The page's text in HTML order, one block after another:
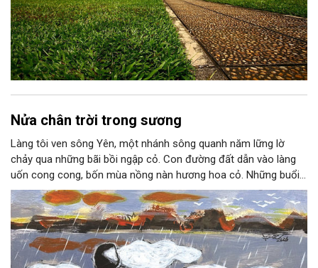
Nửa chân trời trong sương
Làng tôi ven sông Yên, một nhánh sông quanh năm lững lờ
chảy qua những bãi bồi ngập cỏ. Con đường đất dẫn vào làng
uốn cong cong, bốn mùa nồng nàn hương hoa cỏ. Những buổi
hoàng hôn, khi nắng đã dịu xuống phía cuối sông, đám hoa tím
lại thẫm màu như có ai vừa rắc lên một lớp khói.